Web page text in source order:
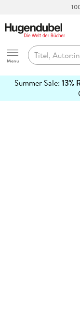
Hugendubel
Menu
Summer Sale: 13%
erfahren